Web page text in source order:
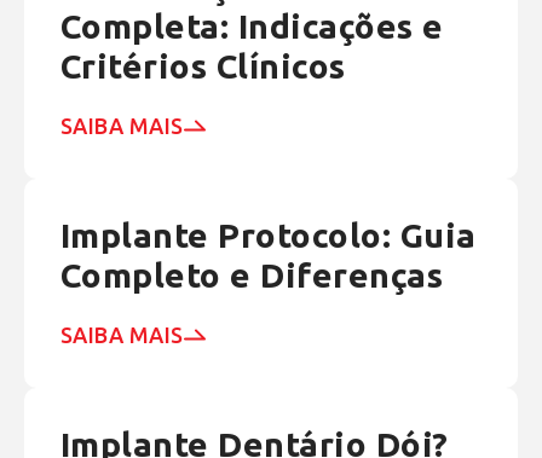
Completa: Indicações e
Critérios Clínicos
SAIBA MAIS
Implante Protocolo: Guia
Completo e Diferenças
SAIBA MAIS
Implante Dentário Dói?